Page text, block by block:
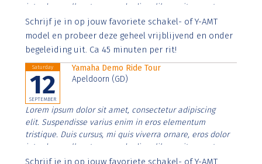
interdum nulla, ut commodo diam libero vitae erat.
Aenean faucibus nibh et justo cursus id rutrum lorem
imperdiet. Nunc ut sem vitae risus tristique posuere.
Schrijf je in op jouw favoriete schakel- of Y-AMT
model en probeer deze geheel vrijblijvend en onder
begeleiding uit. Ca 45 minuten per rit!
Saturday
12
SEPTEMBER
Yamaha Demo Ride Tour
Apeldoorn (GD)
Lorem ipsum dolor sit amet, consectetur adipiscing
elit. Suspendisse varius enim in eros elementum
tristique. Duis cursus, mi quis viverra ornare, eros dolor
interdum nulla, ut commodo diam libero vitae erat.
Aenean faucibus nibh et justo cursus id rutrum lorem
Schrijf je in op jouw favoriete schakel- of Y-AMT